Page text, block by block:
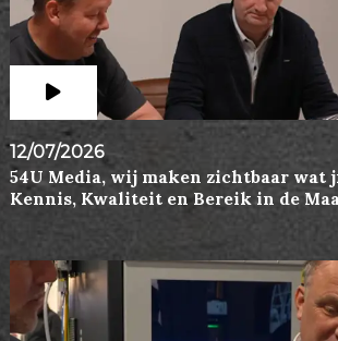
12/07/2026
54U Media, wij maken zichtbaar wat
Kennis, Kwaliteit en Bereik in de